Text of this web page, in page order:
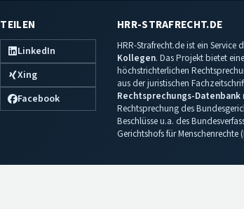
TEILEN
LinkedIn
Xing
Facebook
HRR-STRAFRECHT.DE
HRR-Strafrecht.de ist ein
Kollegen. Das Projekt bietet
höchstrichterlichen
aus der juristischen
Rechtsprechungs-Datenbank
Rechtsprechung des
Beschlüsse u.a. des
Gerichtshofs für Menschenrechte